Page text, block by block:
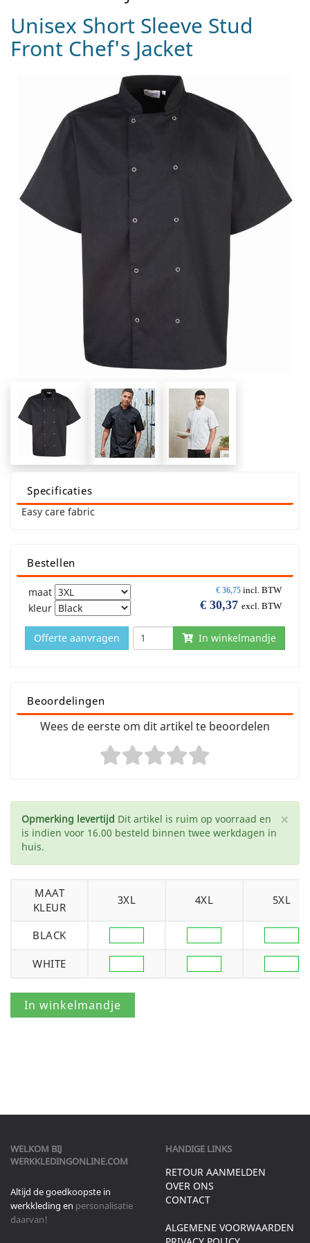
Unisex Short Sleeve Stud
Front Chef's Jacket
Specificaties
Easy care fabric
Bestellen
€ 36,75 incl. BTW
€ 30,37 excl. BTW
maat
kleur
In winkelmandje
Offerte aanvragen
Beoordelingen
Wees de eerste om dit artikel te beoordelen
×
Opmerking levertijd Dit artikel is ruim op voorraad en
is indien voor 16.00 besteld binnen twee werkdagen in
huis.
MAAT
KLEUR
3XL 4XL 5XL
BLACK
WHITE
WELKOM BIJ
WERKKLEDINGONLINE.COM
Altijd de goedkoopste in
werkkleding en personalisatie
daarvan!
HANDIGE LINKS
RETOUR AANMELDEN
OVER ONS
CONTACT
ALGEMENE VOORWAARDEN